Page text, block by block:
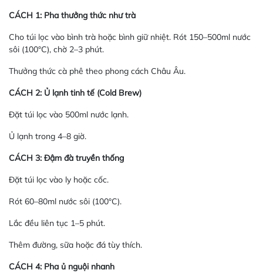
CÁCH 1: Pha thưởng thức như trà
Cho túi lọc vào bình trà hoặc bình giữ nhiệt. Rót 150–500ml nước
sôi (100°C), chờ 2–3 phút.
Thưởng thức cà phê theo phong cách Châu Âu.
CÁCH 2: Ủ lạnh tinh tế (Cold Brew)
Đặt túi lọc vào 500ml nước lạnh.
Ủ lạnh trong 4–8 giờ.
CÁCH 3: Đậm đà truyền thống
Đặt túi lọc vào ly hoặc cốc.
Rót 60–80ml nước sôi (100°C).
Lắc đều liên tục 1–5 phút.
Thêm đường, sữa hoặc đá tùy thích.
CÁCH 4: Pha ủ nguội nhanh